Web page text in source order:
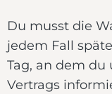
Du musst die
jedem Fall
Tag, an dem du
Vertrags